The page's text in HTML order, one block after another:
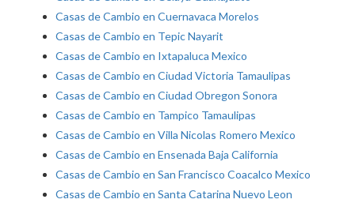
Casas de Cambio en Cuernavaca Morelos
Casas de Cambio en Tepic Nayarit
Casas de Cambio en Ixtapaluca Mexico
Casas de Cambio en Ciudad Victoria Tamaulipas
Casas de Cambio en Ciudad Obregon Sonora
Casas de Cambio en Tampico Tamaulipas
Casas de Cambio en Villa Nicolas Romero Mexico
Casas de Cambio en Ensenada Baja California
Casas de Cambio en San Francisco Coacalco Mexico
Casas de Cambio en Santa Catarina Nuevo Leon